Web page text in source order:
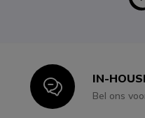
IconIN-
Bel ons